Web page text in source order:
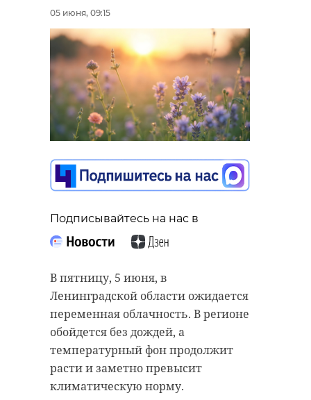
05 июня, 09:15
Подписывайтесь на нас в
В пятницу, 5 июня, в
Ленинградской области ожидается
переменная облачность. В регионе
обойдется без дождей, а
температурный фон продолжит
расти и заметно превысит
климатическую норму.